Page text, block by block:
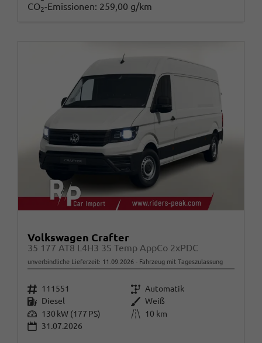
CO2-Emissionen: 259,00 g/km
Volkswagen Crafter
35 177 AT8 L4H3 3S Temp AppCo 2xPDC
unverbindliche Lieferzeit: 11.09.2026 Fahrzeug mit Tageszulassung
Fahrzeugnr. 111551 Getriebe Automatik
Kraftstoff Diesel Außenfarbe Weiß
Leistung 130 kW (177 PS) Kilometerstand
10 km
31.07.2026